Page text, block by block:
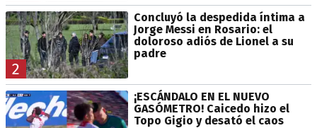
2
Concluyó la despedida íntima a
Jorge Messi en Rosario: el
doloroso adiós de Lionel a su
padre
¡ESCÁNDALO EN EL NUEVO
GASÓMETRO! Caicedo hizo el
Topo Gigio y desató el caos